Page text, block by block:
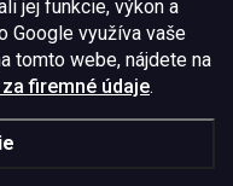
jej funkcie, výkon a
Google využíva vaše
tomto webe, nájdete na
firemné údaje.
bezpečne a bez obáv.
HTTPS sú vaše citlivé
Slovakia s.r.o.,
811 09